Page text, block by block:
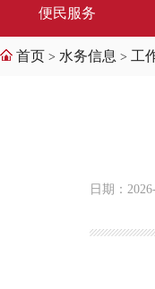
便民服务
首页 > 水务信息 > 工
日期：